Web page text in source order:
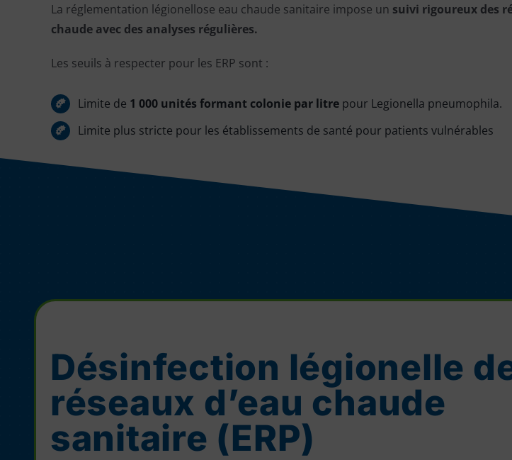
La réglementation légionellose eau chaude sanitaire impose un suivi rigoureux des
chaude avec des analyses régulières.
Les seuils à respecter pour les ERP sont :
Limite de 1 000 unités formant colonie par litre pour Legionella pneumophila.
Limite plus stricte pour les établissements de santé pour patients vulnérables
Désinfection légionelle
réseaux d’eau chaude
sanitaire (ERP)